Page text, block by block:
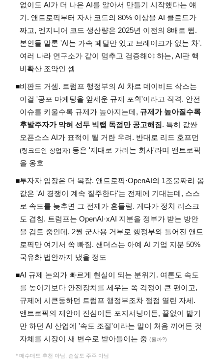
없이도 AI가 더 나은 AI를 알아서 만들기 시작했다는 얘
기. 앤트로픽부터 자사 코드의 80% 이상을 AI 클로드가
짜고, 엔지니어 코드 생산량은 2025년 이전의 8배로 뜀.
본인들 말론 'AI는 가속 페달만 있고 브레이크가 없는 차'.
여러 나라 연구소가 같이 멈추고 검증해야 하는, AI판 핵
비확산 조약인 셈
◾비판도 거셈. 트럼프 행정부의 AI 차르 데이비드 삭스는
이걸 '공포 마케팅을 앞세운 규제 포획'이라고 직격. 안전
이슈를 키울수록 규제가 높아지는데, 규제가 높아질수록
후발주자가 막혀 선두 빅랩 독점만 공고해짐. 특히 값싼
오픈소스 AI가 표적이 될 거란 우려. 반대로 리드 호프먼
(링크드인 창업자) 등은 '제대로 가려는 회사'라며 앤트로픽
을 옹호
◾투자자 입장은 더 복잡. 앤트로픽·OpenAI의 1조불짜리 몸
값은 'AI 경쟁이 계속 질주한다'는 전제에 기대는데, 스스
로 속도를 늦추면 그 전제가 흔들림. 게다가 정치 리스크
도 겹침. 트럼프는 OpenAI·xAI 지분을 정부가 받는 방안
을 검토 중인데, 2월 군사용 거부로 행정부와 틀어진 앤트
로픽만 여기서 쏙 빠짐. 샌더스는 아예 AI 기업 지분 50%
국유화 법안까지 냈을 정도
◾AI 규제 논의가 빠르게 현실이 되는 분위기. 여론도 속도
를 높이기보다 안전장치를 세우는 쪽 걱정이 큰 편이고,
규제에 시큰둥하던 트럼프 행정부조차 점점 열린 자세.
앤트로픽의 제안이 진심이든 포지셔닝이든, 끝없이 밟기
만 하던 AI 산업에 '속도 조절'이라는 말이 처음 끼어든 것
자체를 시장이 새 변수로 받아들이는 중 (될까?)
* 매수매도 추천 아님, 순살도 주주 아님